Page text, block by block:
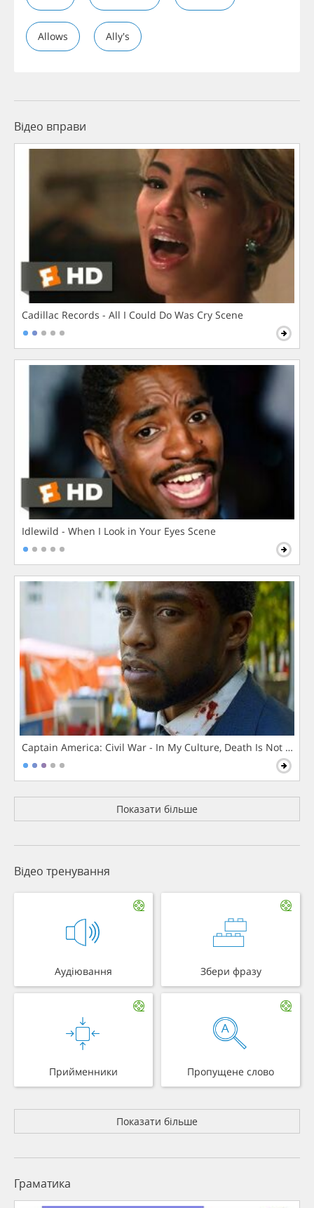
Allows Ally's
Відео вправи
Cadillac Records - All I Could Do Was Cry Scene
Idlewild - When I Look in Your Eyes Scene
Captain America: Civil War - In My Culture, Death Is Not The
Показати більше
Відео тренування
Аудіювання Збери фразу
Прийменники Пропущене слово
Показати більше
Граматика